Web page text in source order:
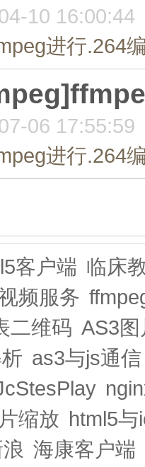
10 16:00:44
进行.264
06 17:55:59
进行.264
客户端 临床
频服务
二维码 AS3
as3与js通信
缩放 html5与
海康客户端